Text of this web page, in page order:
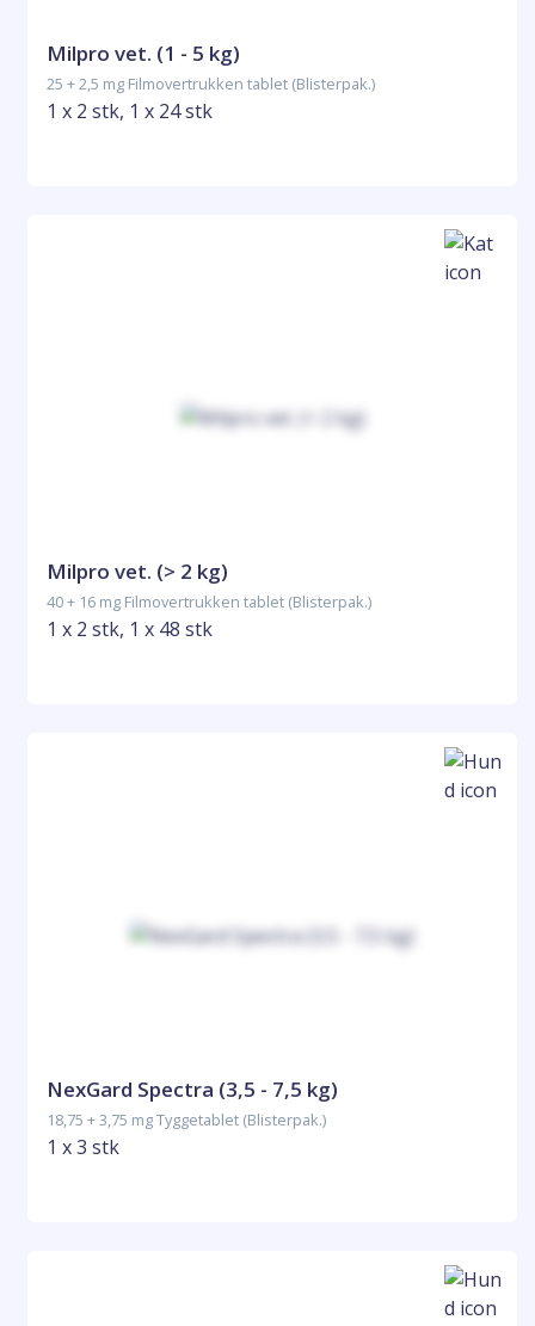
Milpro vet. (1 - 5 kg)
25 + 2,5 mg Filmovertrukken tablet (Blisterpak.)
1 x 2 stk, 1 x 24 stk
Milpro vet. (> 2 kg)
40 + 16 mg Filmovertrukken tablet (Blisterpak.)
1 x 2 stk, 1 x 48 stk
NexGard Spectra (3,5 - 7,5 kg)
18,75 + 3,75 mg Tyggetablet (Blisterpak.)
1 x 3 stk